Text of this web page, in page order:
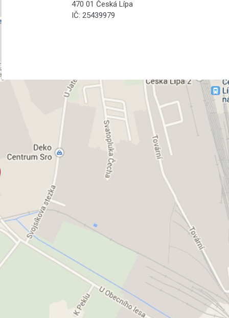
470 01 Česká Lípa
IČ: 25439979